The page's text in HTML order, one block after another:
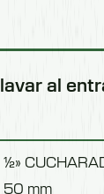
al
½»
50 mm